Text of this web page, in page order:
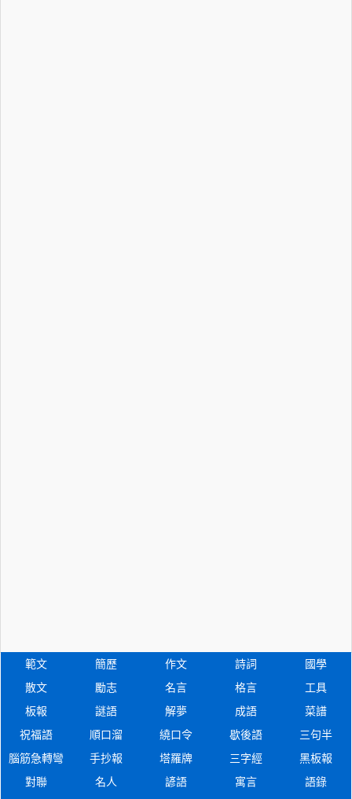
範文 簡歷 作文 詩詞
國學
散文
勵志 名言 格言
工具
板報
謎語 解夢 成語
菜譜
祝福語
順口溜 繞口令 歇後語
三句半
腦筋急轉彎
手抄報 塔羅牌 三字經
黑板報
對聯
名人 諺語 寓言 語錄